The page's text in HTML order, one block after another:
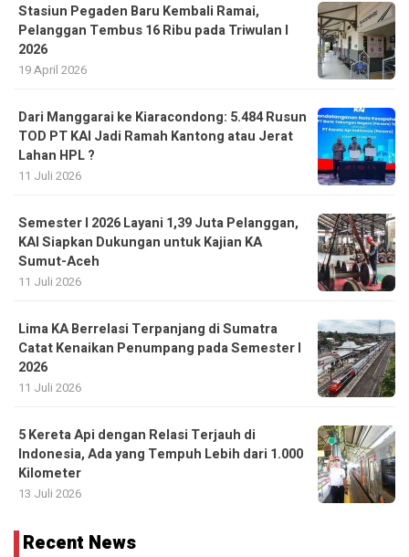
Stasiun Pegaden Baru Kembali Ramai,
Pelanggan Tembus 16 Ribu pada Triwulan I
2026
19 April 2026
Dari Manggarai ke Kiaracondong: 5.484 Rusun
TOD PT KAI Jadi Ramah Kantong atau Jerat
Lahan HPL ?
11 Juli 2026
Semester I 2026 Layani 1,39 Juta Pelanggan,
KAI Siapkan Dukungan untuk Kajian KA
Sumut-Aceh
11 Juli 2026
Lima KA Berrelasi Terpanjang di Sumatra
Catat Kenaikan Penumpang pada Semester I
2026
11 Juli 2026
5 Kereta Api dengan Relasi Terjauh di
Indonesia, Ada yang Tempuh Lebih dari 1.000
Kilometer
13 Juli 2026
Recent News